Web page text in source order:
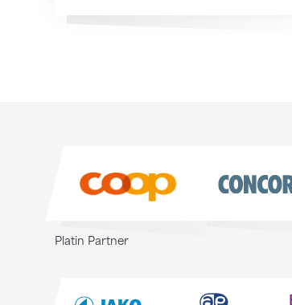
Platin Partner